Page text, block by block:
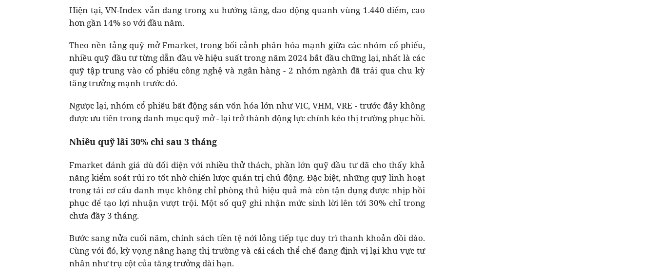
Hiện tại, VN-Index vẫn đang trong xu hướng tăng, dao động quanh vùng 1.440 điểm, cao
hơn gần 14% so với đầu năm.
Theo nền tảng quỹ mở Fmarket, trong bối cảnh phân hóa mạnh giữa các nhóm cổ phiếu,
nhiều quỹ đầu tư từng dẫn đầu về hiệu suất trong năm 2024 bắt đầu chững lại, nhất là các
quỹ tập trung vào cổ phiếu công nghệ và ngân hàng - 2 nhóm ngành đã trải qua chu kỳ
tăng trưởng mạnh trước đó.
Ngược lại, nhóm cổ phiếu bất động sản vốn hóa lớn như VIC, VHM, VRE - trước đây không
được ưu tiên trong danh mục quỹ mở - lại trở thành động lực chính kéo thị trường phục hồi.
Nhiều quỹ lãi 30% chỉ sau 3 tháng
Fmarket đánh giá dù đối diện với nhiều thử thách, phần lớn quỹ đầu tư đã cho thấy khả
năng kiểm soát rủi ro tốt nhờ chiến lược quản trị chủ động. Đặc biệt, những quỹ linh hoạt
trong tái cơ cấu danh mục không chỉ phòng thủ hiệu quả mà còn tận dụng được nhịp hồi
phục để tạo lợi nhuận vượt trội. Một số quỹ ghi nhận mức sinh lời lên tới 30% chỉ trong
chưa đầy 3 tháng.
Bước sang nửa cuối năm, chính sách tiền tệ nới lỏng tiếp tục duy trì thanh khoản dồi dào.
Cùng với đó, kỳ vọng nâng hạng thị trường và cải cách thể chế đang định vị lại khu vực tư
nhân như trụ cột của tăng trưởng dài hạn.